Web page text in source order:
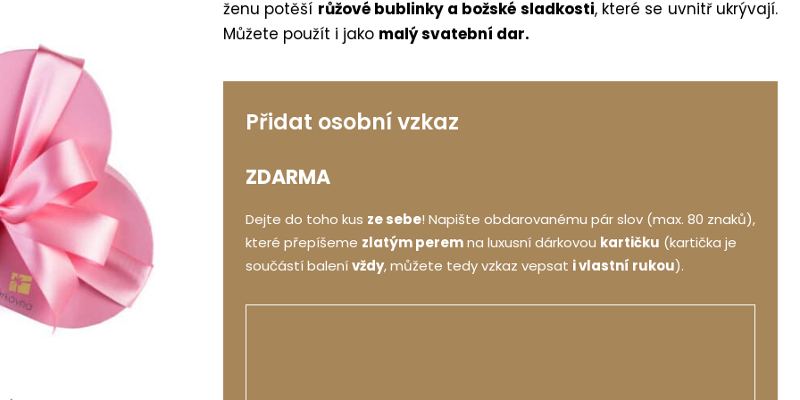
ženu potěší růžové bublinky a božské sladkosti, které se uvnitř ukrývají.
Můžete použít i jako malý svatební dar.
Přidat osobní vzkaz
ZDARMA
Dejte do toho kus ze sebe! Napište obdarovanému pár slov (max. 80 znaků),
které přepíšeme zlatým peremna luxusní dárkovou kartičku (kartička je
součástí balenívždy, můžete tedy vzkaz vepsat i vlastní rukou).